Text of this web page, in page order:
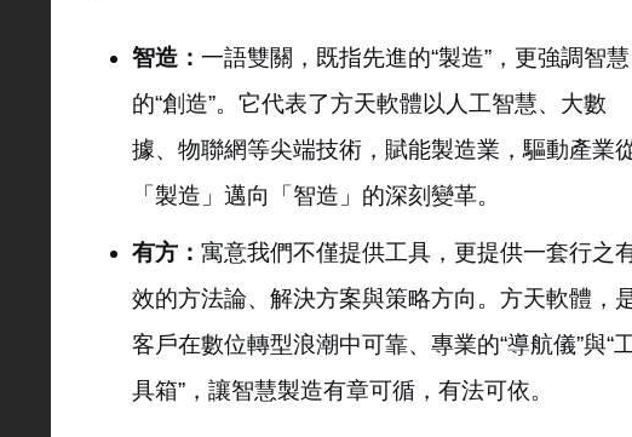
智造：一語雙關，既指先進的“製造”，更強調智慧
的“創造”。它代表了方天軟體以人工智慧、大數
據、物聯網等尖端技術，賦能製造業，驅動產業
「製造」邁向「智造」的深刻變革。
有方：寓意我們不僅提供工具，更提供一套行之
效的方法論、解決方案與策略方向。方天軟體，
客戶在數位轉型浪潮中可靠、專業的“導航儀”與“
具箱”，讓智慧製造有章可循，有法可依。